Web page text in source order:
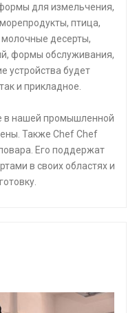
для измельчения,
птица,
молочные десерты,
формы обслуживания,
устройства будет
и прикладное.
в нашей промышленной
Также Chef Chef
Его поддержат
в своих областях и